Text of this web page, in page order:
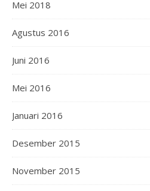
Mei 2018
Agustus 2016
Juni 2016
Mei 2016
Januari 2016
Desember 2015
November 2015